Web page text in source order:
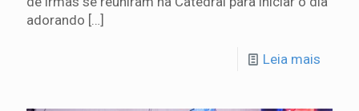
adorando […]
Leia mais